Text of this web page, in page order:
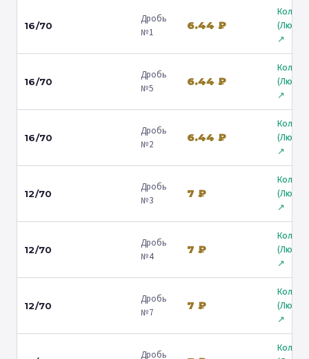
16/70
Дробь
№1
6.44 ₽
↗
16/70
Дробь
№5
6.44 ₽
↗
16/70
Дробь
№2
6.44 ₽
↗
12/70
Дробь
№3
7 ₽
↗
12/70
Дробь
№4
7 ₽
↗
12/70
Дробь
№7
7 ₽
↗
Дробь